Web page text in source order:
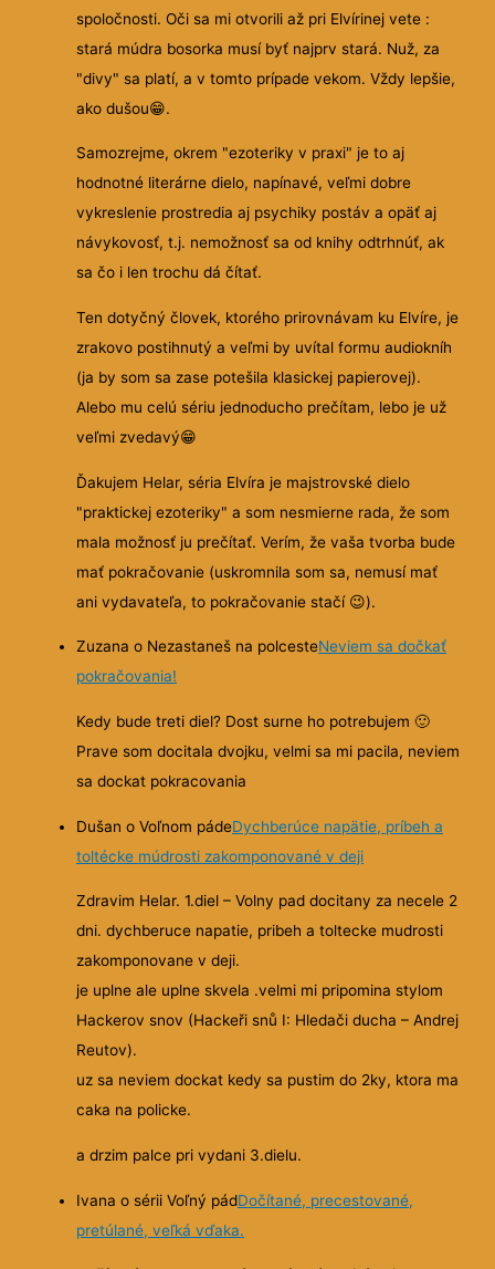
spoločnosti. Oči sa mi otvorili až pri Elvírinej vete :
stará múdra bosorka musí byť najprv stará. Nuž, za
"divy" sa platí, a v tomto prípade vekom. Vždy lepšie,
ako dušou😁.
Samozrejme, okrem "ezoteriky v praxi" je to aj
hodnotné literárne dielo, napínavé, veľmi dobre
vykreslenie prostredia aj psychiky postáv a opäť aj
návykovosť, t.j. nemožnosť sa od knihy odtrhnúť, ak
sa čo i len trochu dá čítať.
Ten dotyčný človek, ktorého prirovnávam ku Elvíre, je
zrakovo postihnutý a veľmi by uvítal formu audiokníh
(ja by som sa zase potešila klasickej papierovej).
Alebo mu celú sériu jednoducho prečítam, lebo je už
veľmi zvedavý😁
Ďakujem Helar, séria Elvíra je majstrovské dielo
"praktickej ezoteriky" a som nesmierne rada, že som
mala možnosť ju prečítať. Verím, že vaša tvorba bude
mať pokračovanie (uskromnila som sa, nemusí mať
ani vydavateľa, to pokračovanie stačí 😉).
Zuzana o Nezastaneš na polcesteNeviem sa dočkať
pokračovania!
Kedy bude treti diel? Dost surne ho potrebujem🙂
Prave som docitala dvojku, velmi sa mi pacila, neviem
sa dockat pokracovania
Dušan o Voľnom pádeDychberúce napätie, príbeh a
toltécke múdrosti zakomponované v deji
Zdravim Helar. 1.diel – Volny pad docitany za necele 2
dni. dychberuce napatie, pribeh a toltecke mudrosti
zakomponovane v deji.
je uplne ale uplne skvela .velmi mi pripomina stylom
Hackerov snov (Hackeři snů I: Hledači ducha – Andrej
Reutov).
uz sa neviem dockat kedy sa pustim do 2ky, ktora ma
caka na policke.
a drzim palce pri vydani 3.dielu.
Ivana o sérii Voľný pádDočítané, precestované,
pretúlané, veľká vďaka.